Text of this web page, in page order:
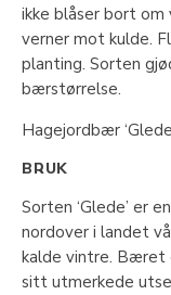
ikke blåser bort
verner mot kulde.
planting. Sorten
bærstørrelse.
Hagejordbær
BRUK
Sorten ‘Glede’ er
nordover i landet
kalde vintre. Bæret
sitt utmerkede